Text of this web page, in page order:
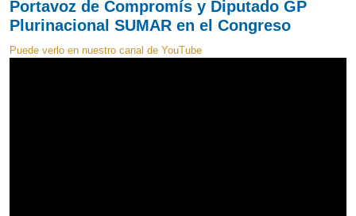
Portavoz de Compromís y Diputado GP
Plurinacional SUMAR en el Congreso
Puede verlo en nuestro canal de YouTube